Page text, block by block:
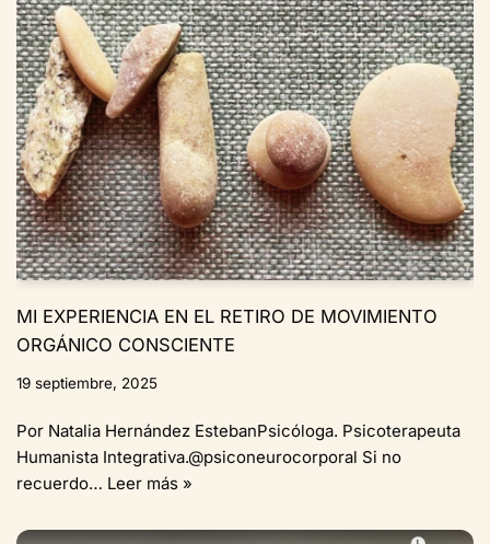
MI EXPERIENCIA EN EL RETIRO DE MOVIMIENTO
ORGÁNICO CONSCIENTE
19 septiembre, 2025
Por Natalia Hernández EstebanPsicóloga. Psicoterapeuta
Humanista Integrativa.@psiconeurocorporal Si no
recuerdo… Leer más »